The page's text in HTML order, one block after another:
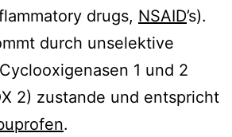
drugs, NSAID’s).
durch unselektive
1 und 2
2) zustande und entspricht
.